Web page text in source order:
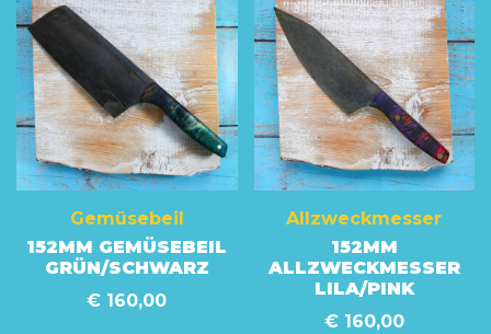
Gemüsebeil
152MM GEMÜSEBEIL
GRÜN/SCHWARZ
€ 160,00
Allzweckmesser
152MM
ALLZWECKMESSER
LILA/PINK
€160,00